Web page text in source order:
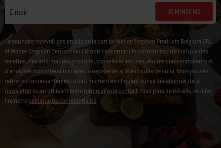
E-mail JE M'INSCRIS
Je souhaite recevoir des emails de la part de Weber-Stephen Products Belgium SRL
et Weber-Stephen Deutschland GmbH concernant le contenu exclusif tel que des
recettes, des informations produits, conseils et astuces, études consommateurs et
d'analyser mon intéraction avec la newsletter à l'ide d'outils de suivi. Vous pouvez
retirer votre consentement à tout moment en cliquant surse désabonner de la
newsletterou en utilisant notreformulaire de contact. Pour plus de détails, veuillez
lire notrepolitique de confidentialité.